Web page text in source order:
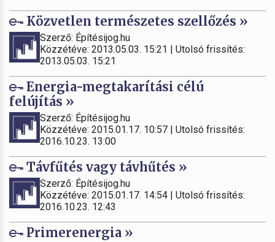
Közvetlen természetes szellőzés »
Szerző: Építésijog.hu
Közzétéve: 2013.05.03. 15:21 | Utolsó frissítés:
2013.05.03. 15:21
Energia-megtakarítási célú
felújítás »
Szerző: Építésijog.hu
Közzétéve: 2015.01.17. 10:57 | Utolsó frissítés:
2016.10.23. 13:00
Távfűtés vagy távhűtés »
Szerző: Építésijog.hu
Közzétéve: 2015.01.17. 14:54 | Utolsó frissítés:
2016.10.23. 12:43
Primerenergia »